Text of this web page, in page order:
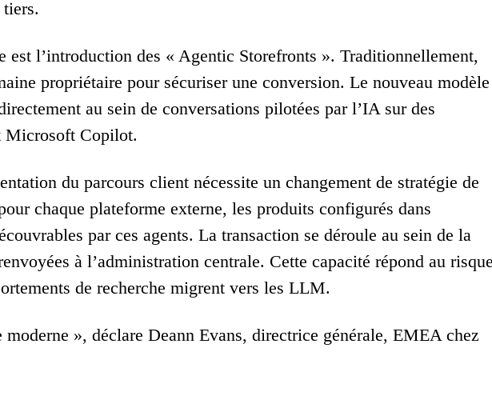
l’introduction des « Agentic Storefronts ». Traditionnellement,
propriétaire pour sécuriser une conversion. Le nouveau modèle
au sein de conversations pilotées par l’IA sur des
Microsoft Copilot.
du parcours client nécessite un changement de stratégie de
chaque plateforme externe, les produits configurés dans
par ces agents. La transaction se déroule au sein de la
à l’administration centrale. Cette capacité répond au
de recherche migrent vers les LLM.
», déclare Deann Evans, directrice générale, EMEA chez